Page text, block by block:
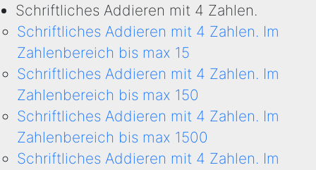
Schriftliches Addieren mit 4 Zahlen.
Schriftliches Addieren mit 4 Zahlen. Im
Zahlenbereich bis max 15
Schriftliches Addieren mit 4 Zahlen. Im
Zahlenbereich bis max 150
Schriftliches Addieren mit 4 Zahlen. Im
Zahlenbereich bis max 1500
Schriftliches Addieren mit 4 Zahlen. Im